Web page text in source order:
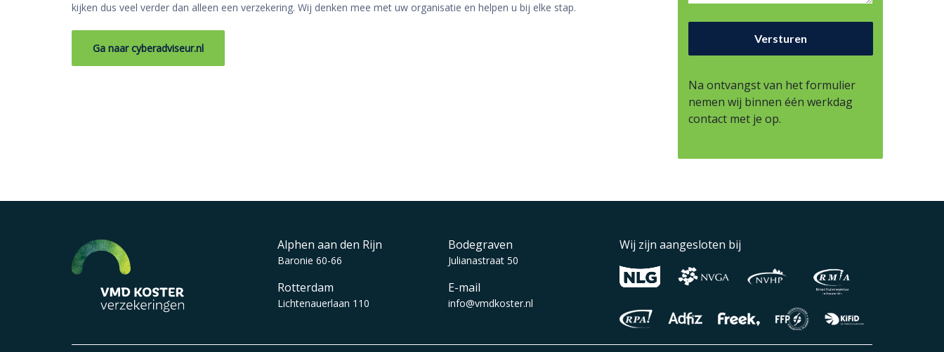
kijken dus veel verder dan alleen een verzekering. Wij denken mee met uw organisatie en helpen u bij elke stap.
Ga naar cyberadviseur.nl
Na ontvangst van het formulier
nemen wij binnen één werkdag
contact met je op.
Alphen aan den Rijn
Baronie 60-66
Rotterdam
Lichtenauerlaan 110
Bodegraven
Julianastraat 50
E-mail
info@vmdkoster.nl
Wij zijn aangesloten bij